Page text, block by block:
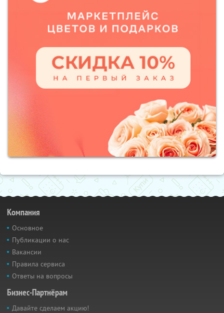
Компания
Основное
Публикации о нас
Вакансии
Правила сервиса
Ответы на вопросы
Бизнес-Партнёрам
Давайте сделаем акцию!